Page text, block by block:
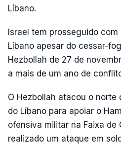
Líbano.
Israel tem prosseguido
Líbano apesar do cessar-
Hezbollah de 27 de
a mais de um ano de
O Hezbollah atacou o norte
do Líbano para apoiar o
ofensiva militar na Faixa de
realizado um ataque em